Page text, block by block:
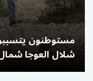
شلال العوجا